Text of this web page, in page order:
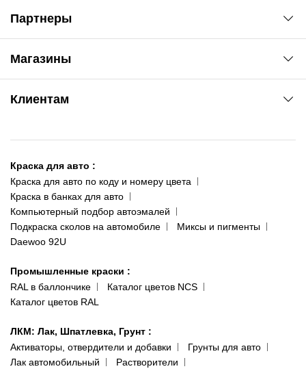
Магазины
ул. Рабочая, 2-а
093 611-39-23
(ориентир: Интайм №40)
Одесса
пр-т Акад. Глушко, 29
066 554-97-70
Клиентам
Доставка и оплата
Сотрудничество
Наши публикации
Публичная оферта
Политика конфиденциальности
Партнеры
Краска для авто :
Краска для авто по коду и номеру цвета
Краска в банках для авто
Компьютерный подбор автоэмалей
Подкраска сколов на автомобиле
Миксы и пигменты
Daewoo 92U
Промышленные краски :
RAL в баллончике
Каталог цветов NCS
Каталог цветов RAL
ЛКМ: Лак, Шпатлевка, Грунт :
Активаторы, отвердители и добавки
Грунты для авто
Лак автомобильный
Растворители